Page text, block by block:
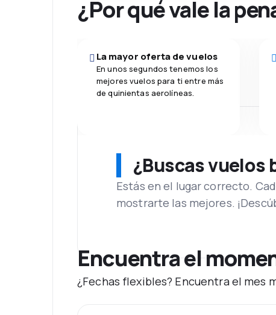
¿Por qué vale la
La mayor oferta de vuelos
En unos segundos tenemos los
mejores vuelos para ti entre más
de quinientas aerolíneas.
¿Buscas vuelos
Estás en el lugar correcto.
mostrarte las mejores.
Encuentra el
¿Fechas flexibles? Encuentra el mes